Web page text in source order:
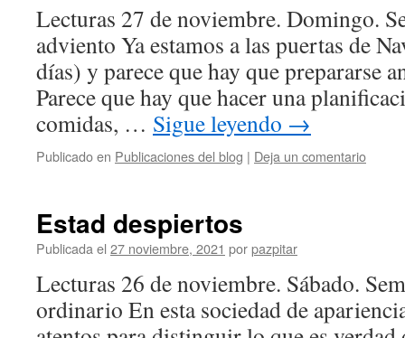
Lecturas 27 de noviembre. Domingo.
adviento Ya estamos a las puertas de
días) y parece que hay que prepararse
Parece que hay que hacer una
comidas, … Sigue leyendo →
Publicado en Publicaciones del blog | Deja un comentario
Estad despiertos
Publicada el 27 noviembre, 2021 porpazpitar
Lecturas 26 de noviembre. Sábado.
ordinario En esta sociedad de